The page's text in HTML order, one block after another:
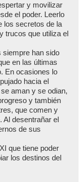
y movilizar
el poder. Leerlo
los secretos de la
trucos que utiliza el
siempre han sido
en las últimas
En ocasiones lo
hacia el
aman y se odian,
y también
que comen y
Al desentrañar el
de sus
que tiene poder
los destinos del